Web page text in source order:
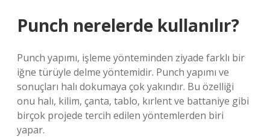
Punch nerelerde kullanılır?
Punch yapımı, işleme yönteminden ziyade farklı bir
iğne türüyle delme yöntemidir. Punch yapımı ve
sonuçları halı dokumaya çok yakındır. Bu özelliği
onu halı, kilim, çanta, tablo, kırlent ve battaniye gibi
birçok projede tercih edilen yöntemlerden biri
yapar.